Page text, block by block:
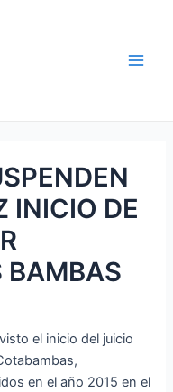
INICIO DE
BAMBAS
el inicio del juicio
en el año 2015 en el